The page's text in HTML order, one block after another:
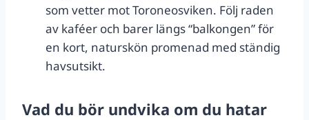
som vetter mot Toroneosviken. Följ raden
av kaféer och barer längs “balkongen” för
en kort, naturskön promenad med ständig
havsutsikt.
Vad du bör undvika om du hatar